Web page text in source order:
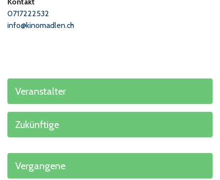
0717222532
info@kinomadlen.ch
Veranstalter
Zukünftige
Vergangene